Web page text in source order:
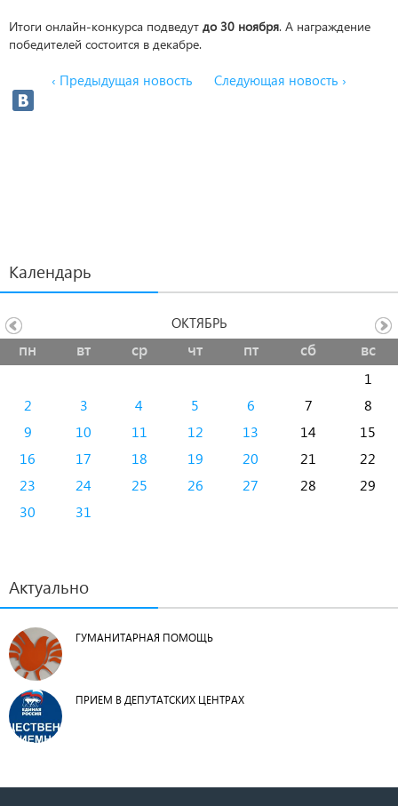
Итоги онлайн-конкурса подведут до 30 ноября. А награждение
победителей состоится в декабре.
‹ Предыдущая новость Следующая новость ›
Календарь
пн вт ср чт пт сб вс
1
2
3 4 5 6 7
8
9
10 11 12 13 14
15
16
17 18 19 20 21
22
23
24 25 26 27 28
29
30
31
ОКТЯБРЬ
Актуально
ГУМАНИТАРНАЯ ПОМОЩЬ
ПРИЕМ В ДЕПУТАТСКИХ ЦЕНТРАХ